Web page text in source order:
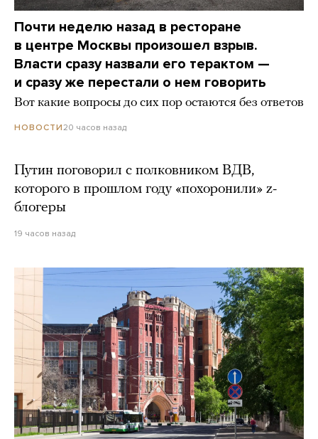
Почти неделю назад в ресторане
в центре Москвы произошел взрыв.
Власти сразу назвали его терактом —
и сразу же перестали о нем говорить
Вот какие вопросы до сих пор остаются без ответов
НОВОСТИ 20 часов назад
Путин поговорил с полковником ВДВ,
которого в прошлом году «похоронили» z-
блогеры
19 часов назад